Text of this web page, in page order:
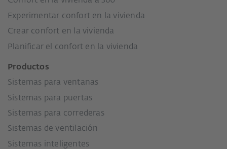
Experimentar confort en la vivienda
Crear confort en la vivienda
Planificar el confort en la vivienda
Productos
Sistemas para ventanas
Sistemas para puertas
Sistemas para correderas
Sistemas de ventilación
Sistemas inteligentes